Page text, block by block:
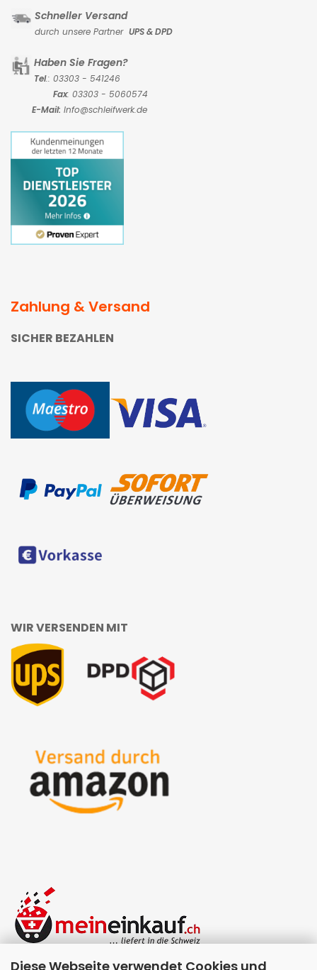
Diese Webseite verwendet Cookies und
Schneller Versand
durch unsere Partner UPS & DPD
Haben Sie Fragen?
Tel.: 03303 - 541246
Fax: 03303 - 5060574
E-Mail: Info@schleifwerk.de
Zahlung & Versand
SICHER BEZAHLEN
WIR VERSENDEN MIT